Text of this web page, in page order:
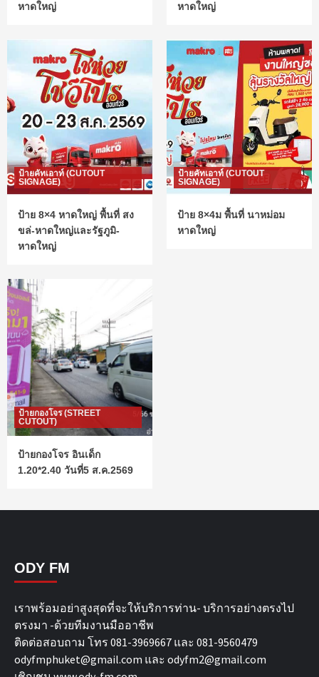
หาดใหญ่
หาดใหญ่
ป้ายคัทเอาท์ (CUTOUT
SIGNAGE)
ป้าย 8×4 หาดใหญ่ พื้นที่ สง
ขล่-หาดใหญ่และรัฐภูมิ-
หาดใหญ่
ป้ายคัทเอาท์ (CUTOUT
SIGNAGE)
ป้าย 8×4ม พื้นที่ นาหม่อม
หาดใหญ่
ป้ายกองโจร (STREET
CUTOUT)
ป้ายกองโจร อินเด็ก
1.20*2.40 วันที่5 ส.ค.2569
ODY FM
เราพร้อมอย่าสูงสุดที่จะให้บริการท่าน- บริการอย่างตรงไป
ตรงมา -ด้วยทีมงานมืออาชีพ
ติดต่อสอบถาม โทร 081-3969667 และ 081-9560479
odyfmphuket@gmail.com และ odyfm2@gmail.com